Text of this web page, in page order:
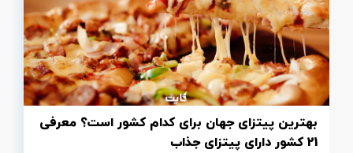
بهترین پیتزای جهان برای کدام کشور است؟ معرفی
21 کشور دارای پیتزای جذاب